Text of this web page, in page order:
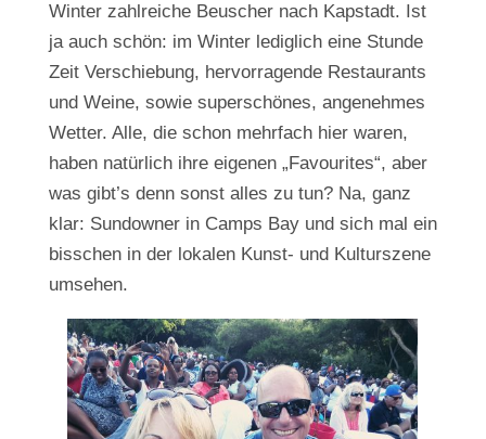
Winter zahlreiche Beuscher nach Kapstadt. Ist
ja auch schön: im Winter lediglich eine Stunde
Zeit Verschiebung, hervorragende Restaurants
und Weine, sowie superschönes, angenehmes
Wetter. Alle, die schon mehrfach hier waren,
haben natürlich ihre eigenen „Favourites“, aber
was gibt’s denn sonst alles zu tun? Na, ganz
klar: Sundowner in Camps Bay und sich mal ein
bisschen in der lokalen Kunst- und Kulturszene
umsehen.